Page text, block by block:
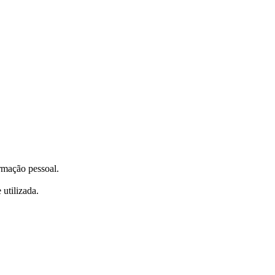
pessoal.
utilizada.